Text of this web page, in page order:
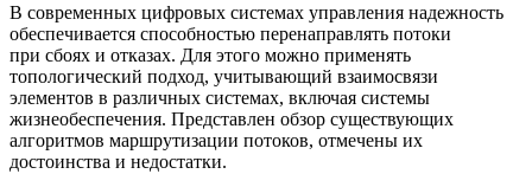
В современных цифровых системах управления надежность
обеспечивается способностью перенаправлять потоки
при сбоях и отказах. Для этого можно применять
топологический подход, учитывающий взаимосвязи
элементов в различных системах, включая системы
жизнеобеспечения. Представлен обзор существующих
алгоритмов маршрутизации потоков, отмечены их
достоинства и недостатки.